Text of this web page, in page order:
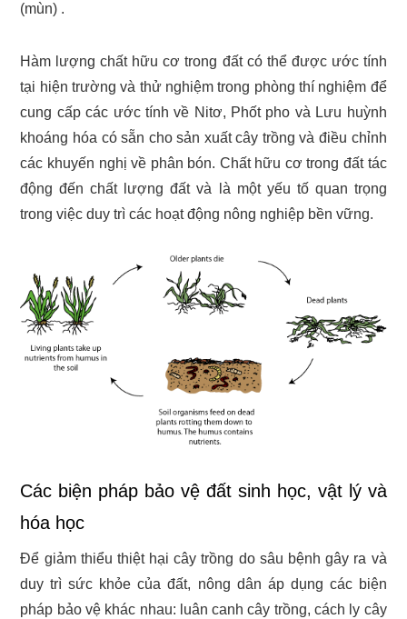
(mùn) .
Hàm lượng chất hữu cơ trong đất có thể được ước tính
tại hiện trường và thử nghiệm trong phòng thí nghiệm để
cung cấp các ước tính về Nitơ, Phốt pho và Lưu huỳnh
khoáng hóa có sẵn cho sản xuất cây trồng và điều chỉnh
các khuyến nghị về phân bón. Chất hữu cơ trong đất tác
động đến chất lượng đất và là một yếu tố quan trọng
trong việc duy trì các hoạt động nông nghiệp bền vững.
Các biện pháp bảo vệ đất sinh học, vật lý và
hóa học
Để giảm thiểu thiệt hại cây trồng do sâu bệnh gây ra và
duy trì sức khỏe của đất, nông dân áp dụng các biện
pháp bảo vệ khác nhau: luân canh cây trồng, cách ly cây